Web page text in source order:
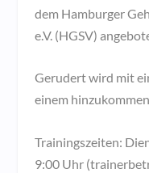
dem Hamburger
e.V. (HGSV)
Gerudert wird mit
einem
Trainingszeiten:
9:00 Uhr